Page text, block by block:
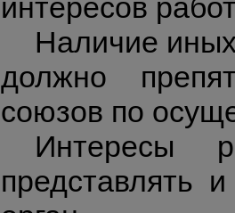
интересов
Наличие
должно
союзов по
Интересы
представлять